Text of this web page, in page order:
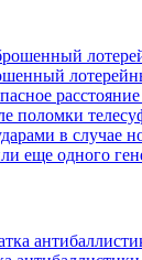
поломки
в
еще одного